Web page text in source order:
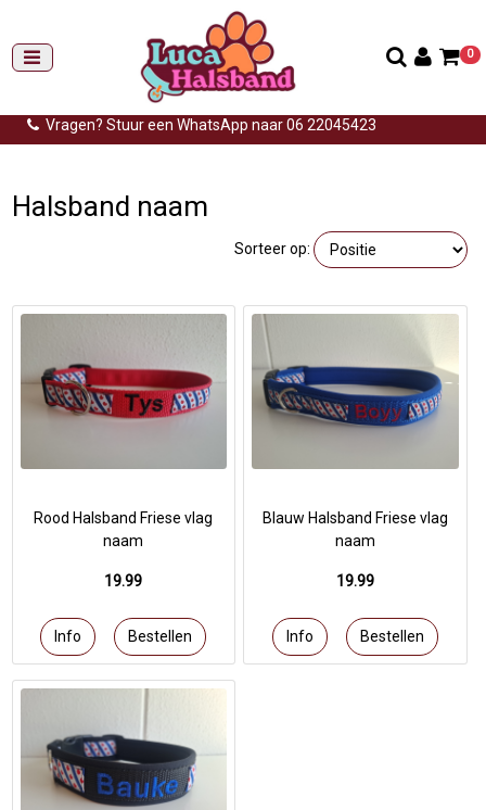
Gemiddelde levertijd: 3 tot 14 werkdagen
Gratis verzending (NL) vanaf €99,-
Vragen? Stuur een WhatsApp naar 06 22045423
0
Halsband naam
Sorteer op:
Rood Halsband Friese vlag
naam
19.99
Blauw Halsband Friese vlag
naam
19.99